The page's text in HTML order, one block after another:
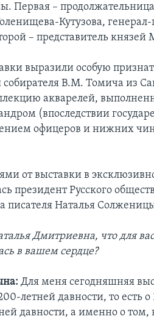
Первая –
Кутузова,
– представитель
выразили особую
собирателя В.М. Томича из
акварелей,
(впоследствии
офицеров и нижних
от выставки в
президент Русского
писателя Наталья
Дмитриевна, что для
в вашем сердце?
Для меня сегодняшняя
летней давности, то есть о
давности, а именно о том,